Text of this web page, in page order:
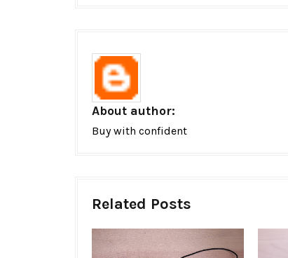
About author:
Buy with confident
Related Posts